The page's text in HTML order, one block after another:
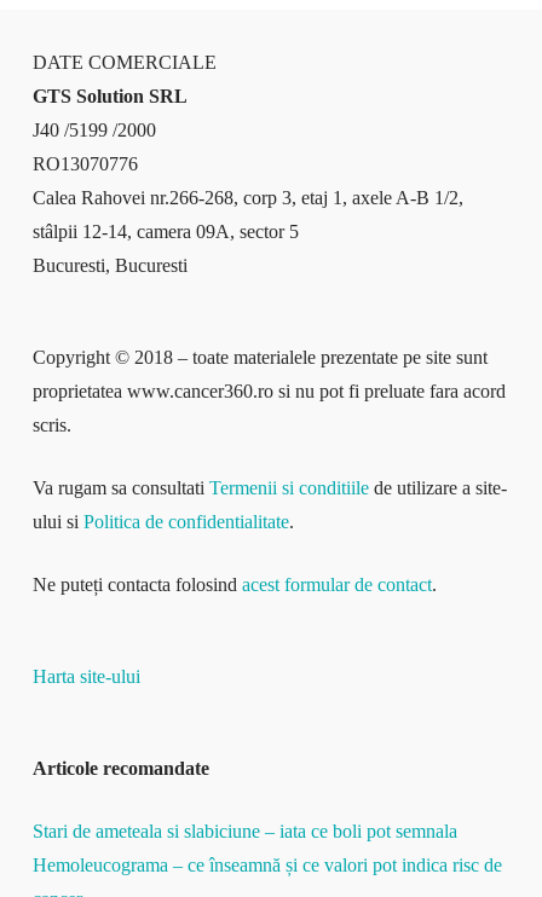
DATE COMERCIALE
GTS Solution SRL
J40 /5199 /2000
RO13070776
Calea Rahovei nr.266-268, corp 3, etaj 1, axele A-B 1/2,
stâlpii 12-14, camera 09A, sector 5
Bucuresti, Bucuresti
Copyright © 2018 – toate materialele prezentate pe site sunt
proprietatea www.cancer360.ro si nu pot fi preluate fara acord
scris.
Va rugam sa consultati Termenii si conditiilede utilizare a site-
ului si Politica de confidentialitate.
Ne puteți contacta folosind acest formular de contact.
Harta site-ului
Articole recomandate
Stari de ameteala si slabiciune – iata ce boli pot semnala
Hemoleucograma – ce înseamnă și ce valori pot indica risc de